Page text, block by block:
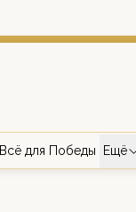
Всё для Победы Ещё